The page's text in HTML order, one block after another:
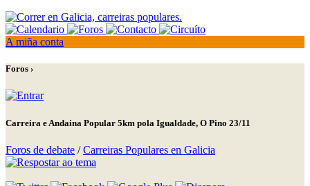
A miña conta
Foros ›
Carreira e Andaina Popular 5km pola Igualdade, O Pino 23/11
Foros de debate /Carreiras Populares en Galicia